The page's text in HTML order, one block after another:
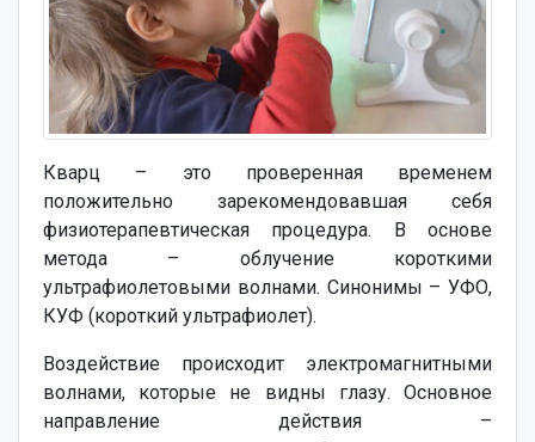
Кварц – это проверенная временем
положительно зарекомендовавшая себя
физиотерапевтическая процедура. В основе
метода – облучение короткими
ультрафиолетовыми волнами. Синонимы – УФО,
КУФ (короткий ультрафиолет).
Воздействие происходит электромагнитными
волнами, которые не видны глазу. Основное
направление действия –